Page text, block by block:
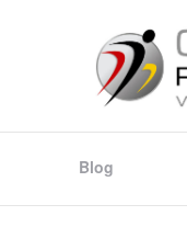
Blog